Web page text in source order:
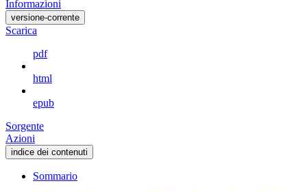
Informazioni
versione-corrente
Scarica
pdf
html
epub
Sorgente
Azioni
indice dei contenuti
Sommario